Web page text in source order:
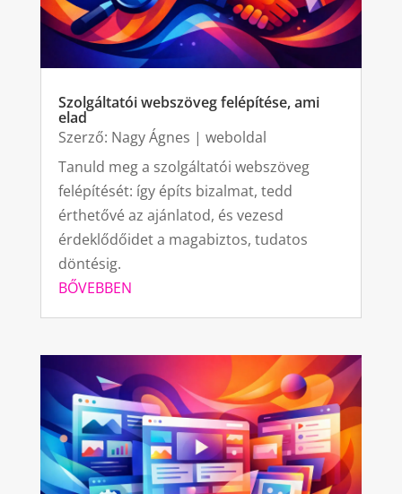
Szolgáltatói webszöveg felépítése, ami
elad
Szerző: Nagy Ágnes | weboldal
Tanuld meg a szolgáltatói webszöveg
felépítését: így építs bizalmat, tedd
érthetővé az ajánlatod, és vezesd
érdeklődőidet a magabiztos, tudatos
döntésig.
BŐVEBBEN